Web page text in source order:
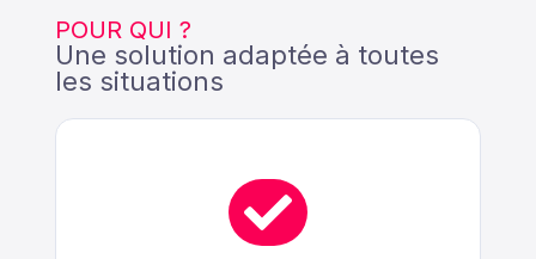
POUR QUI ?
Une solution adaptée à toutes
les situations